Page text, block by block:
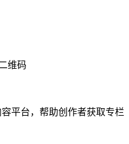
维码
平台，帮助创作者获取专栏